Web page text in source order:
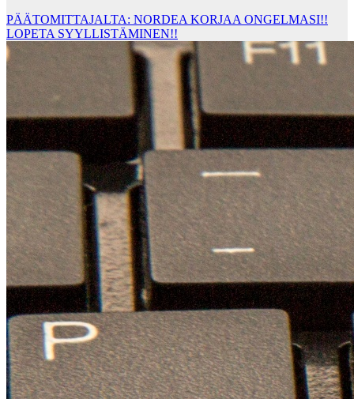
PÄÄTOMITTAJALTA: NORDEA KORJAA ONGELMASI!!
LOPETA SYYLLISTÄMINEN!!